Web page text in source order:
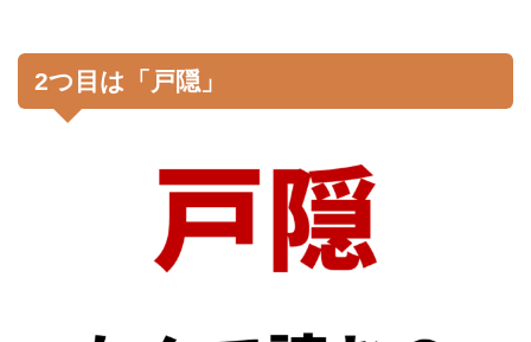
2つ目は「戸隠」